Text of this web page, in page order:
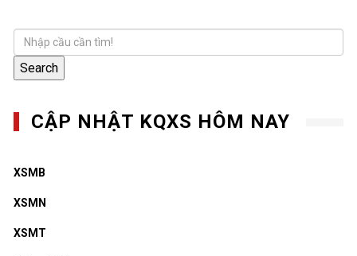
Search
CẬP NHẬT KQXS HÔM NAY
XSMB
XSMN
XSMT